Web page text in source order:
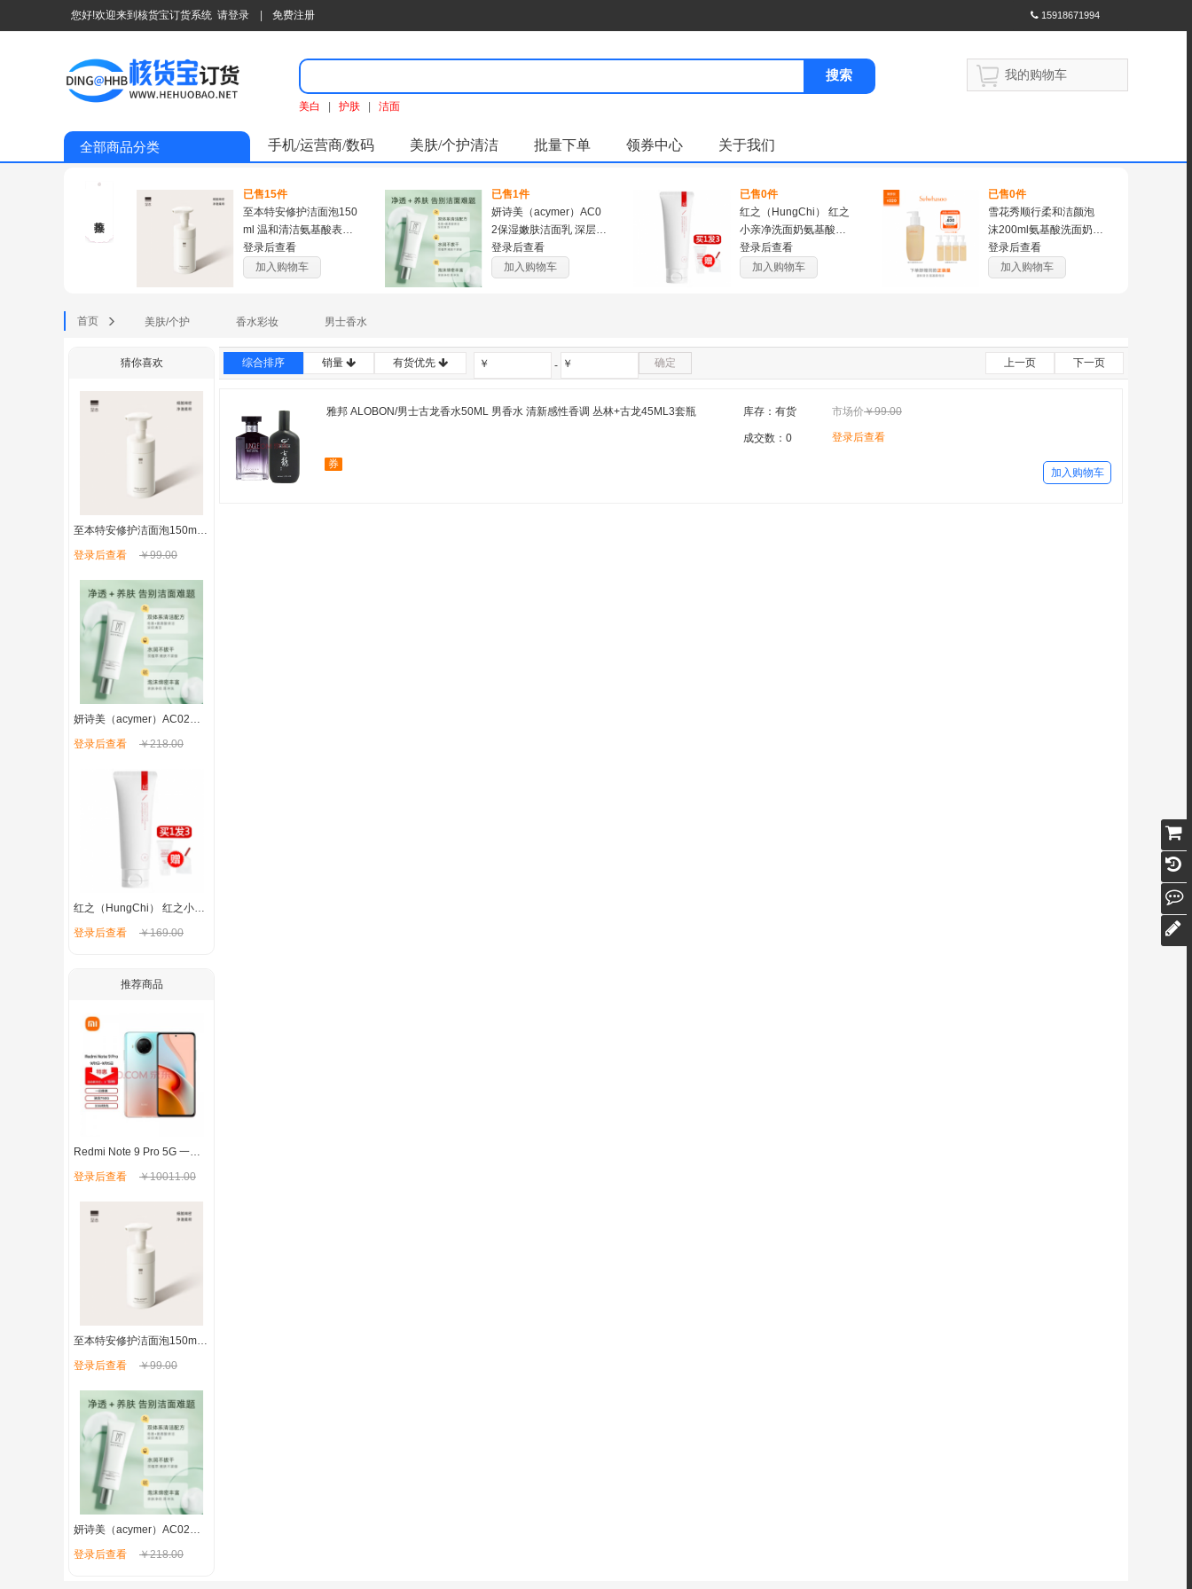
您好!欢迎来到核货宝订货系统 请登录 免费注册 15918671994
搜索
美白 护肤 洁面
我的购物车
全部商品分类 手机/运营商/数码 美肤/个护清洁 批量下单 领券中心 关于我们
已售15件
至本特安修护洁面泡150
ml 温和清洁氨基酸表活
泡沫绵密慕斯洗面奶
登录后查看
加入购物车
已售1件
妍诗美（acymer）AC0
2保湿嫩肤洁面乳 深层洁
净去油女男士洗面奶补
水保湿 伊的家
登录后查看
加入购物车
已售0件
红之（HungChi） 红之
小亲净洗面奶氨基酸洁
面乳女控油学生温和敏
感肌男士 小亲净洗面奶1
登录后查看
加入购物车
已售0件
雪花秀顺行柔和洁颜泡
沫200ml氨基酸洗面奶去
角质清洁生日礼物送女
登录后查看
加入购物车
首页 美肤/个护 香水彩妆 男士香水
猜你喜欢
至本特安修护洁面泡150ml 温和清洁氨基酸表活泡沫绵密慕斯洗面奶
登录后查看
￥99.00
妍诗美（acymer）AC02保湿嫩肤洁面乳 深层洁净去油女男士洗面奶补水保湿 伊的家
登录后查看
￥218.00
红之（HungChi） 红之小亲净洗面奶氨基酸洁面乳女控油学生温和敏感肌男士 小亲净洗面奶100g【油皮混油皮】
登录后查看
￥169.00
推荐商品
Redmi Note 9 Pro 5G 一亿像素 骁龙750G 33W快充 120Hz刷新率 湖光秋色 8GB+128G
登录后查看
￥10011.00
至本特安修护洁面泡150ml 温和清洁氨基酸表活泡沫绵密慕斯洗面奶
登录后查看
￥99.00
妍诗美（acymer）AC02保湿嫩肤洁面乳 深层洁净去油女男士洗面奶补水保湿 伊的家
登录后查看
￥218.00
综合排序 销量 有货优先 ￥ ￥
- 确定 上一页 下一页
雅邦 ALOBON/男士古龙香水50ML 男香水 清新感性香调 丛林+古龙45ML3套瓶
券
库存： 有货
成交数： 0
市场价￥99.00
登录后查看
加入购物车